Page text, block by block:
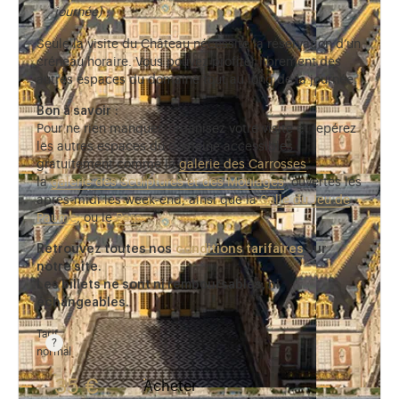
journée);
Seule la visite du Château nécessite la réservation d’un
créneau horaire. Vous pouvez profiter librement des
autres espaces du domaine tout au long de la journée.
Bon à savoir :
Pour ne rien manquer, organisez votre visite et repérez
les autres espaces du domaine accessibles
gratuitement comme lagalerie des Carrosses,
lagalerie des Sculptures et des Moulages, ouvertes les
après-midi les week-end, ainsi que laSalle du Jeu de
Paume, ou leParc.
Retrouvez toutes nosconditions tarifairessur
notre site.
Les billets ne sont ni remboursables, ni
échangeables.
Tarif
normal
Tarif valable du 1er avril au 31 octobre. Tarif normal
35 € Acheter